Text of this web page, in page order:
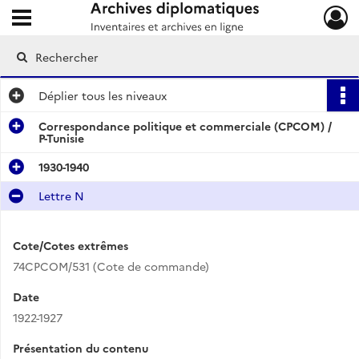
Archives diplomatiques
Ouvrir le menu déroulant
Déplier tous les niveaux
Correspondance politique et commerciale (CPCOM) /
P-Tunisie
1930-1940
Lettre N
Cote/Cotes extrêmes
74CPCOM/531 (Cote de commande)
Date
1922-1927
Présentation du contenu